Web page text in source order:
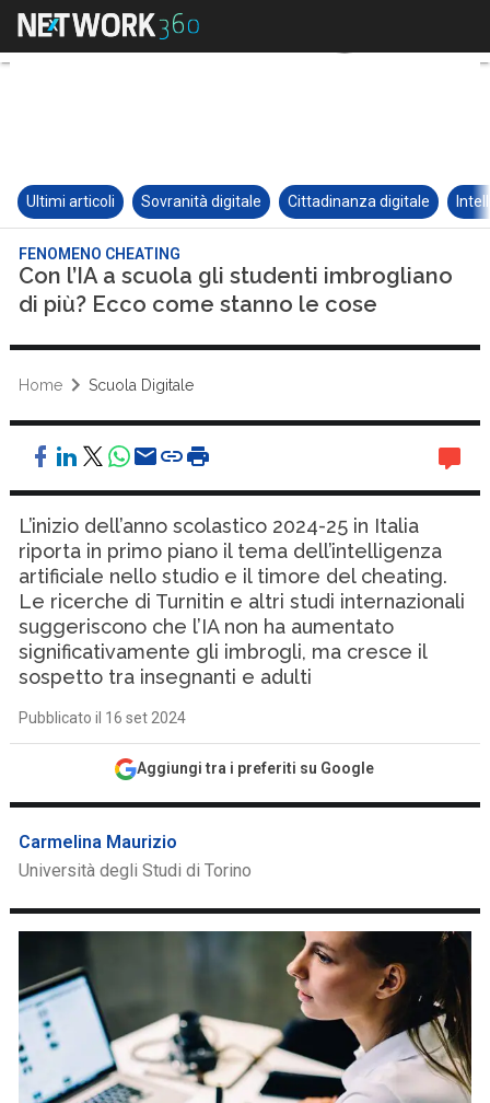
Ultimi articoli Sovranità digitale Cittadinanza digitale
FENOMENO CHEATING
Con l’IA a scuola gli studenti imbrogliano
di più? Ecco come stanno le cose
Home Scuola Digitale
L’inizio dell’anno scolastico 2024-25 in Italia
riporta in primo piano il tema dell’intelligenza
artificiale nello studio e il timore del cheating.
Le ricerche di Turnitin e altri studi internazionali
suggeriscono che l’IA non ha aumentato
significativamente gli imbrogli, ma cresce il
sospetto tra insegnanti e adulti
Pubblicato il 16 set 2024
Aggiungi tra i preferiti su Google
Carmelina Maurizio
Università degli Studi di Torino